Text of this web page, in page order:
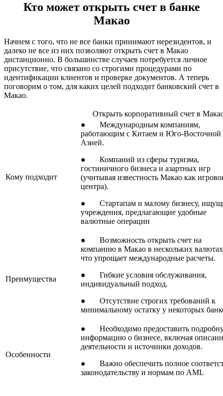
Кто может открыть счет в банке
Макао
Начнем с того, что не все банки принимают нерезидентов, и
далеко не все из них позволяют открыть счет в Макао
дистанционно. В большинстве случаев потребуется личное
присутствие, что связано со строгими процедурами по
идентификации клиентов и проверке документов. А теперь
поговорим о том, для каких целей подходит банковский счет в
Макао.
Открыть корпоративный счет в
Кому подходит
● Международным компаниям,
работающим с Китаем и Юго-Восточной
Азией.
● Компаний из сферы туризма,
гостиничного бизнеса и азартных игр
(учитывая известность Макао как
центра).
● Стартапам и малому бизнесу,
учреждения, предлагающие удобные
валютные операции
Преимущества
● Возможность открыть счет на
компанию в Макао в нескольких
что упрощает международные расчеты.
● Гибкие условия обслуживания,
индивидуальный подход.
● Отсутствие строгих требований к
минимальному остатку у некоторых
Особенности
● Необходимо предоставить
информацию о бизнесе, включая
деятельности и источники доходов.
● Важно обеспечить полное
законодательству и нормам по AML